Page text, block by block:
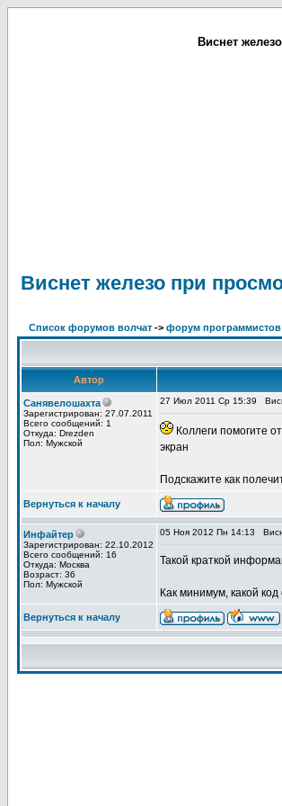
Виснет
Виснет железо при
Список форумов волчат -> форум
Автор
Санявелошахта
Зарегистрирован: 27.07.2011
Всего сообщений: 1
Откуда: Drezden
Пол: Мужской
27 Июл 2011 Ср 15:39
Коллеги помогите
экран
Подскажите как
Вернуться к началу
Инфайтер
Зарегистрирован: 22.10.2012
Всего сообщений: 16
Откуда: Москва
Возраст: 36
Пол: Мужской
05 Ноя 2012 Пн 14:13
Такой краткой
Как минимум, какой
Вернуться к началу